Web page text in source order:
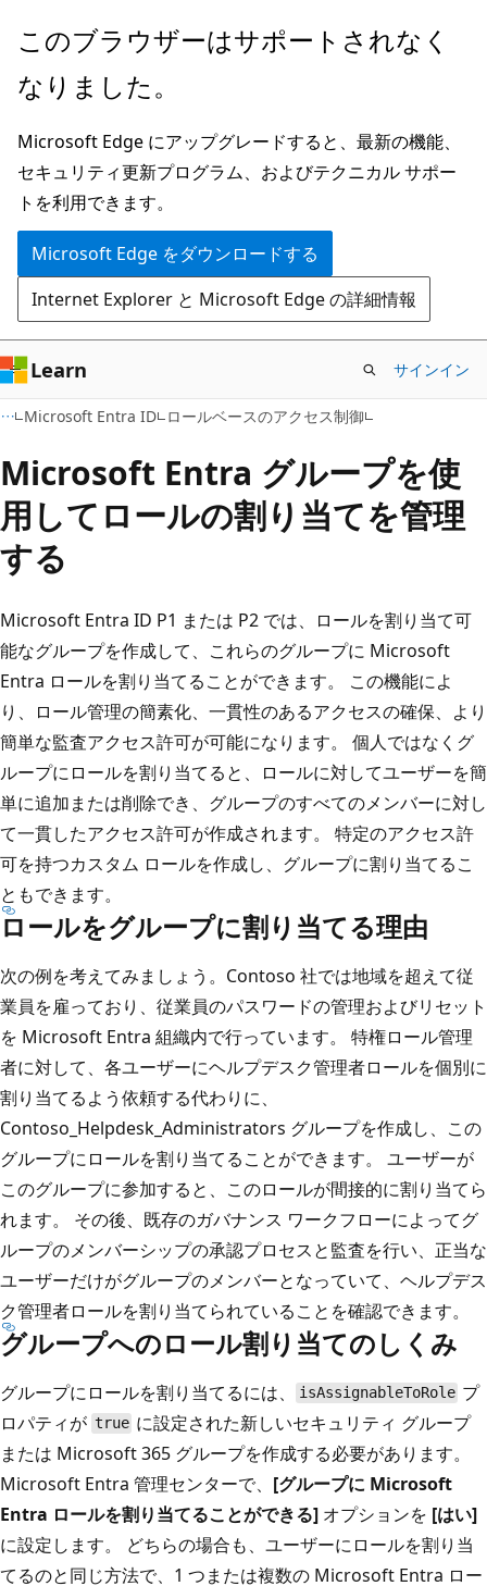
メ
ン
ン
テ
ン
ツ
に
ス
キ
ッ
プ
このブラウザーはサポートされなく
なりました。
Microsoft Edge にアップグレードすると、最新の機能、
セキュリティ更新プログラム、およびテクニカル サポー
トを利用できます。
Microsoft Edge をダウンロードする
Internet Explorer と Microsoft Edge の詳細情報
Learn サインイン
Microsoft Entra ID ロールベースのアクセス制御
Microsoft Entra グループを使
用してロールの割り当てを管理
する
Microsoft Entra ID P1 または P2 では、ロールを割り当て可
能なグループを作成して、これらのグループに Microsoft
Entra ロールを割り当てることができます。 この機能によ
り、ロール管理の簡素化、一貫性のあるアクセスの確保、より
簡単な監査アクセス許可が可能になります。 個人ではなくグ
ループにロールを割り当てると、ロールに対してユーザーを簡
単に追加または削除でき、グループのすべてのメンバーに対し
て一貫したアクセス許可が作成されます。 特定のアクセス許
可を持つカスタム ロールを作成し、グループに割り当てるこ
ともできます。
ロールをグループに割り当てる理由
次の例を考えてみましょう。Contoso 社では地域を超えて従
業員を雇っており、従業員のパスワードの管理およびリセット
を Microsoft Entra 組織内で行っています。 特権ロール管理
者に対して、各ユーザーにヘルプデスク管理者ロールを個別に
割り当てるよう依頼する代わりに、
Contoso_Helpdesk_Administrators グループを作成し、この
グループにロールを割り当てることができます。 ユーザーが
このグループに参加すると、このロールが間接的に割り当てら
れます。 その後、既存のガバナンス ワークフローによってグ
ループのメンバーシップの承認プロセスと監査を行い、正当な
ユーザーだけがグループのメンバーとなっていて、ヘルプデス
ク管理者ロールを割り当てられていることを確認できます。
グループへのロール割り当てのしくみ
グループにロールを割り当てるには、 isAssignableToRole プ
ロパティが true に設定された新しいセキュリティ グループ
または Microsoft 365 グループを作成する必要があります。
Microsoft Entra 管理センターで、 [グループに Microsoft
Entra ロールを割り当てることができる] オプションを [はい]
に設定します。 どちらの場合も、ユーザーにロールを割り当
てるのと同じ方法で、1 つまたは複数の Microsoft Entra ロー